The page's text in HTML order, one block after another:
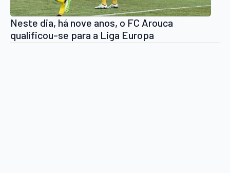
Neste dia, há nove anos, o FC Arouca
qualificou-se para a Liga Europa